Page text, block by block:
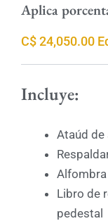
Aplica
C$ 24,050.00
Incluye:
Ataúd de
Libro de
pedestal